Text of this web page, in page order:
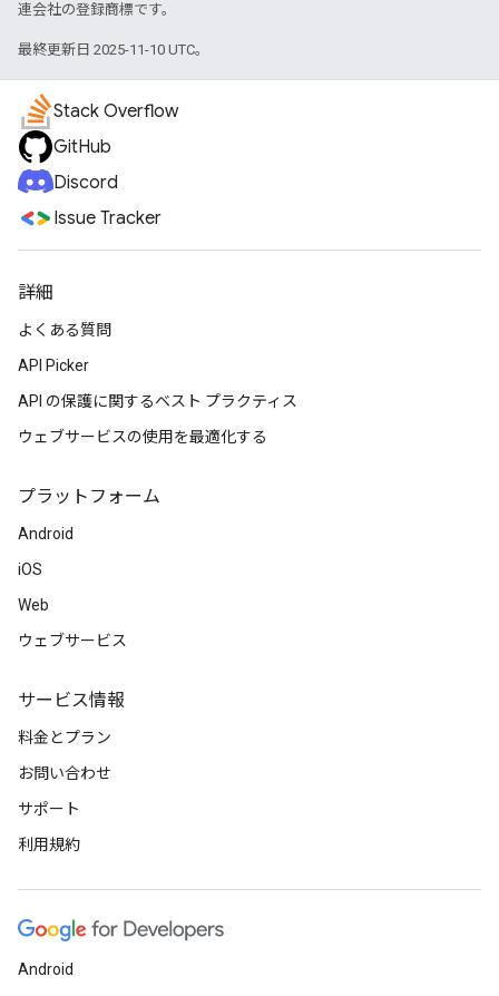
連会社の登録商標です。
最終更新日 2025-11-10 UTC。
Stack Overflow
GitHub
Discord
Issue Tracker
詳細
よくある質問
API Picker
API の保護に関するベスト プラクティス
ウェブサービスの使用を最適化する
プラットフォーム
Android
iOS
Web
ウェブサービス
サービス情報
料金とプラン
お問い合わせ
サポート
利用規約
Android